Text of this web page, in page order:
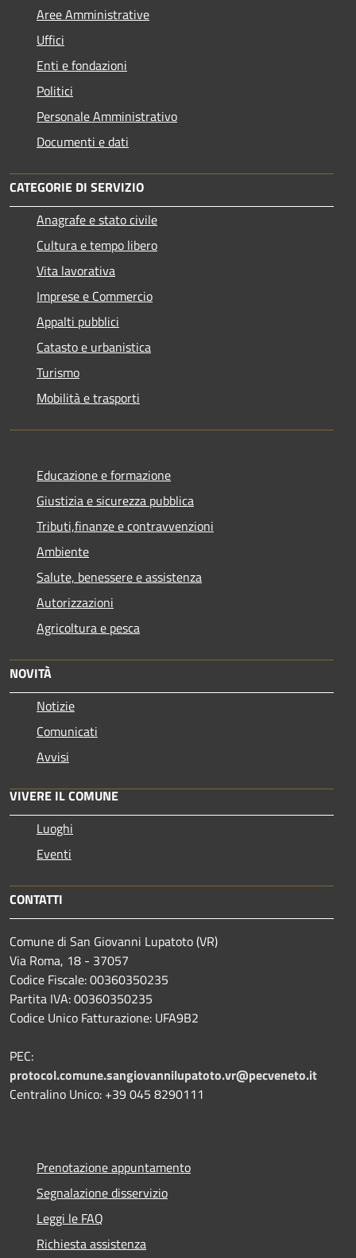
Aree Amministrative
Uffici
Enti e fondazioni
Politici
Personale Amministrativo
Documenti e dati
CATEGORIE DI SERVIZIO
Anagrafe e stato civile
Cultura e tempo libero
Vita lavorativa
Imprese e Commercio
Appalti pubblici
Catasto e urbanistica
Turismo
Mobilità e trasporti
Educazione e formazione
Giustizia e sicurezza pubblica
Tributi,finanze e contravvenzioni
Ambiente
Salute, benessere e assistenza
Autorizzazioni
Agricoltura e pesca
NOVITÀ
Notizie
Comunicati
Avvisi
VIVERE IL COMUNE
Luoghi
Eventi
CONTATTI
Comune di San Giovanni Lupatoto (VR)
Via Roma, 18 - 37057
Codice Fiscale: 00360350235
Partita IVA: 00360350235
Codice Unico Fatturazione: UFA9B2
PEC:
protocol.comune.sangiovannilupatoto.vr@pecveneto.it
Centralino Unico: +39 045 8290111
Prenotazione appuntamento
Segnalazione disservizio
Leggi le FAQ
Richiesta assistenza